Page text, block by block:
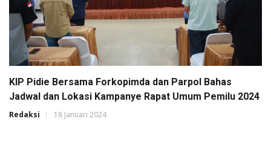
KIP Pidie Bersama Forkopimda dan Parpol Bahas
Jadwal dan Lokasi Kampanye Rapat Umum Pemilu 2024
Redaksi 18 Januari 2024